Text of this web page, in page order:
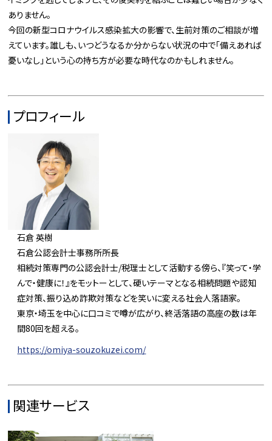
ありません。
今回の新型コロナウイルス感染拡大の影響で、生前対策のご相談が増
えています。誰しも、いつどうなるか分からない状況の中で「備えあれば
憂いなし」という心の持ち方が必要な時代なのかもしれません。
プロフィール
石倉 英樹
石倉公認会計士事務所所長
相続対策専門の公認会計士/税理士として活動する傍ら、『笑って・学
んで・健康に！』をモットーとして、硬いテーマとなる相続問題や認知
症対策、振り込め詐欺対策などを笑いに変える社会人落語家。
東京・埼玉を中心に口コミで噂が広がり、終活落語の高座の数は年
間80回を超える。
https://omiya-souzokuzei.com/
関連サービス